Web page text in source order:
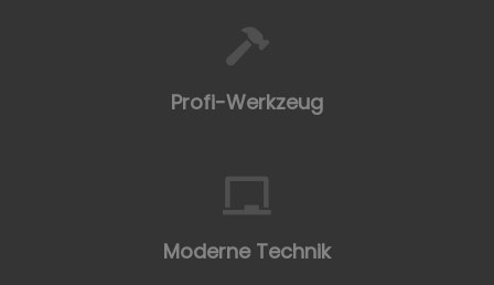
Profi-Werkzeug
Moderne Technik